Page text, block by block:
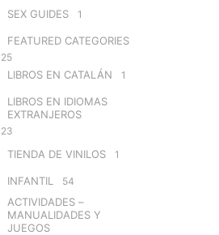
SEX GUIDES 1
FEATURED CATEGORIES
25
LIBROS EN CATALÁN 1
LIBROS EN IDIOMAS
EXTRANJEROS
23
TIENDA DE VINILOS 1
INFANTIL 54
ACTIVIDADES –
MANUALIDADES Y
JUEGOS